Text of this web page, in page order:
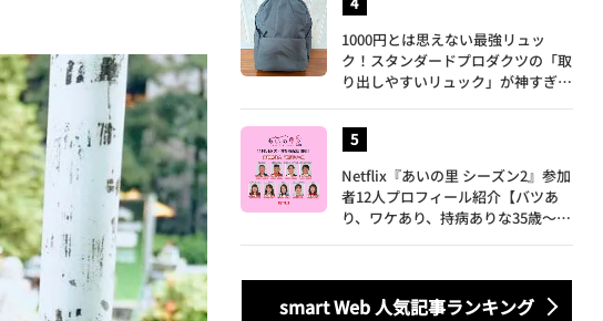
1000円とは思えない最強リュッ
ク！スタンダードプロダクツの「取
り出しやすいリュック」が神すぎ
Netflix『あいの里 シーズン2』参加
者12人プロフィール紹介【バツあ
り、ワケあり、持病ありな35歳～60
smart Web 人気記事ランキング